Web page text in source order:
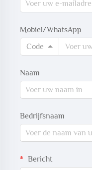
Mobiel/WhatsApp
Code
Naam
Bedrijfsnaam
Bericht